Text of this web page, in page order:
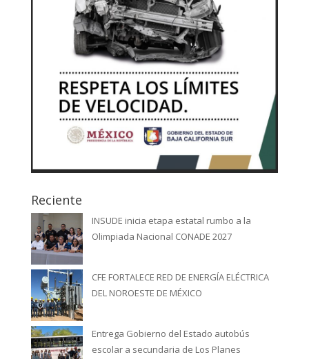
Reciente
INSUDE inicia etapa estatal rumbo a la
Olimpiada Nacional CONADE 2027
CFE FORTALECE RED DE ENERGÍA ELÉCTRICA
DEL NOROESTE DE MÉXICO
Entrega Gobierno del Estado autobús
escolar a secundaria de Los Planes